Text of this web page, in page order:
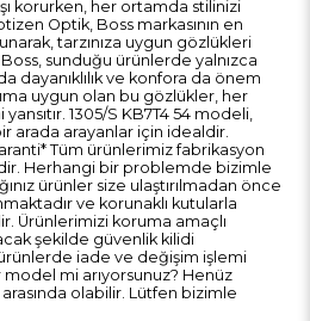
korurken, her ortamda stilinizi
Optik, Boss markasının en
tarzınıza uygun gözlükleri
Boss, sunduğu ürünlerde yalnızca
dayanıklılık ve konfora da önem
uygun olan bu gözlükler, her
1305/S KB7T4 54 modeli,
arada arayanlar için idealdir.
Tüm ürünlerimiz fabrikasyon
Herhangi bir problemde bizimle
ürünler size ulaştırılmadan önce
ve korunaklı kutularla
Ürünlerimizi koruma amaçlı
şekilde güvenlik kilidi
ürünlerde iade ve değişim işlemi
model mi arıyorsunuz? Henüz
olabilir. Lütfen bizimle